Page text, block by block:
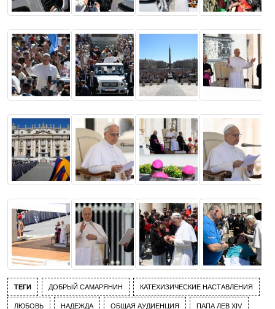
ТЕГИ ДОБРЫЙ САМАРЯНИН КАТЕХИЗИЧЕСКИЕ НАСТАВЛЕНИЯ
ЛЮБОВЬ НАДЕЖДА ОБЩАЯ АУДИЕНЦИЯ ПАПА ЛЕВ XIV